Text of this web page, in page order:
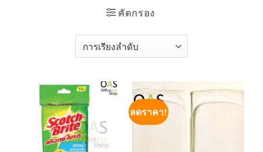
คัดกรอง
ลดราคา!